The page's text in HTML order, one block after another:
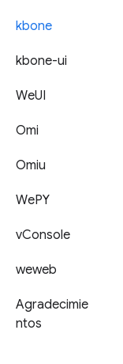
kbone
kbone-ui
WeUI
Omi
Omiu
WePY
vConsole
weweb
Agradecimie
ntos